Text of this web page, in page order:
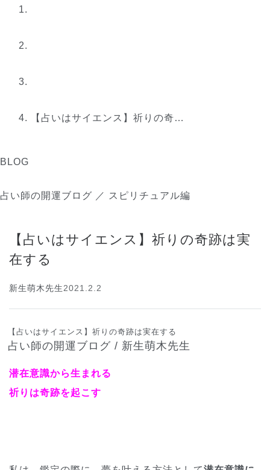
【占いはサイエンス】祈りの奇跡は実在する
占い師の開運ブログ / 新生萌木先生
【占いはサイエンス】祈りの奇…
BLOG
占い師の開運ブログ ／ スピリチュアル編
【占いはサイエンス】祈りの奇跡は実
在する
新生萌木先生 2021.2.2
潜在意識から生まれる
祈りは奇跡を起こす